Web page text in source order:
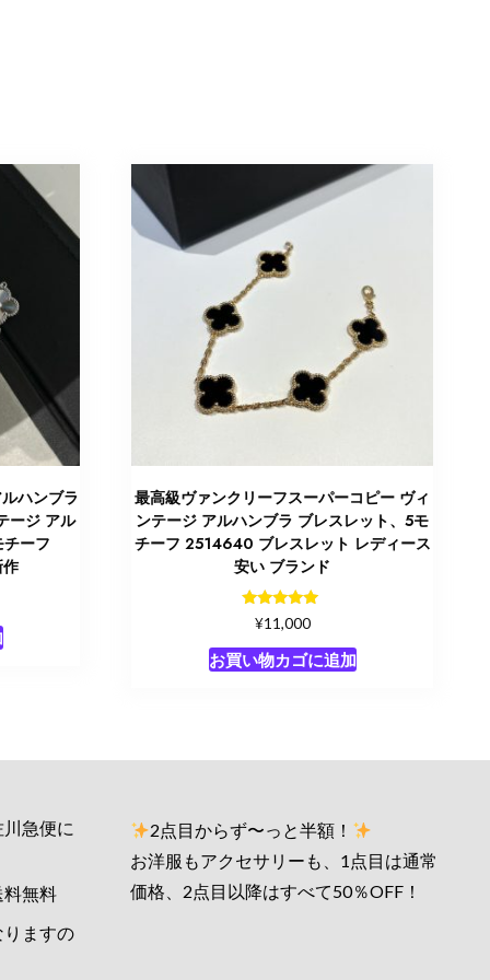
ハンブラ
ージ アル
ーフ
最高級ヴァンクリーフスーパーコピー ヴィ
ンテージ アルハンブラ ブレスレット、5モ
チーフ 2514640 ブレスレット レディース
安い ブランド
5段階中
5.00
の評価
¥11,000
お買い物カゴに追加
急便に
料無料
ますの
2点目からず〜っと半額！
お洋服もアクセサリーも、1点目は通常
価格、2点目以降はすべて50％OFF！